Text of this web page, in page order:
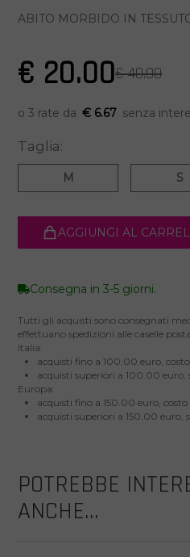
ABITO MORBIDO IN
€ 20.00€ 40.00
€ 6.67
Taglia:
M S
AGGIUNGI AL
Consegna in 3-5 giorni.
Tutti gli acquisti sono consegnati
effettuano spedizioni alle caselle
Italia:
acquisti fino a 100.00 euro,
acquisti superiori a 100.00 euro,
Europa:
acquisti fino a 150.00 euro, costo
acquisti superiori a 150.00 euro,
POTREBBE
ANCHE...